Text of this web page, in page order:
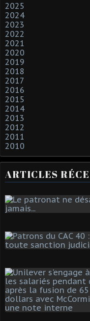
2025
2024
2023
2022
2021
2020
2019
2018
2017
2016
2015
2014
2013
2012
2011
2010
ARTICLES